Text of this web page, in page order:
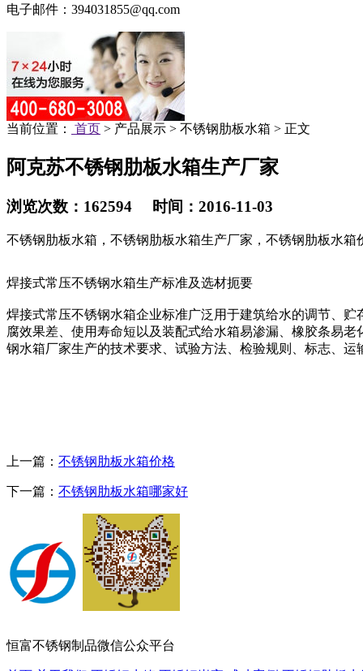
电子邮件：394031855@qq.com
当前位置： 首页 > 产品展示 > 不锈钢肋板水箱 > 正文
阿克苏不锈钢肋板水箱生产厂家
浏览次数：162594 时间：2016-11-03
不锈钢肋板水箱，不锈钢肋板水箱生产厂家，不锈钢肋板水箱
焊接式常压不锈钢水箱生产标准及选材扼要
焊接式常压不锈钢水箱企业标准广泛用于建筑给水的调节、
腐效果差、使用寿命短以及装配式给水箱易渗漏、橡胶条易
钢水箱厂家生产的技术要求、试验方法、检验规则、标志、
上一篇： 不锈钢肋板水箱价格
下一篇： 不锈钢肋板水箱哪家好
恒富不锈钢制品微信公众平台